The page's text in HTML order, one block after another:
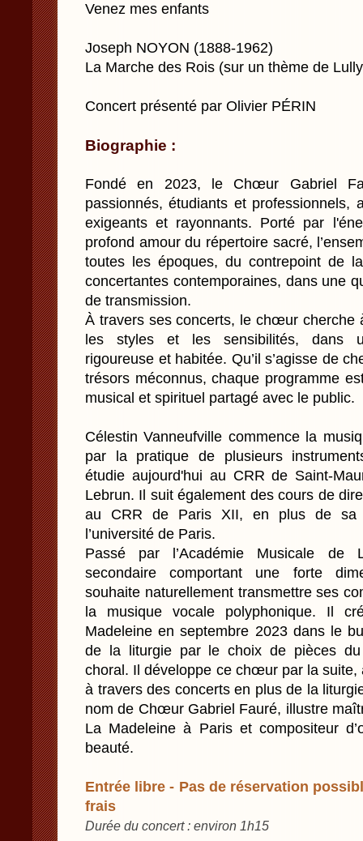
Venez mes enfants
Joseph NOYON (1888-1962)
La Marche des Rois (sur un thème de
Concert présenté par Olivier PÉRIN
Biographie :
Fondé en 2023, le Chœur Gabriel
passionnés, étudiants et professionnels,
exigeants et rayonnants. Porté par
profond amour du répertoire sacré,
toutes les époques, du contrepoint de
concertantes contemporaines, dans une
de transmission.
À travers ses concerts, le chœur cherche
les styles et les sensibilités, dans
rigoureuse et habitée. Qu’il s’agisse de
trésors méconnus, chaque programme
musical et spirituel partagé avec le public.
Célestin Vanneufville commence la
par la pratique de plusieurs
étudie aujourd'hui au CRR de Saint-
Lebrun. Il suit également des cours de
au CRR de Paris XII, en plus de sa
l’université de Paris.
Passé par l’Académie Musicale de
secondaire comportant une forte
souhaite naturellement transmettre ses
la musique vocale polyphonique. Il
Madeleine en septembre 2023 dans le
de la liturgie par le choix de pièces
choral. Il développe ce chœur par la suite,
à travers des concerts en plus de la
nom de Chœur Gabriel Fauré, illustre
La Madeleine à Paris et compositeur
beauté.
Entrée libre - Pas de réservation
frais
Durée du concert : environ 1h15